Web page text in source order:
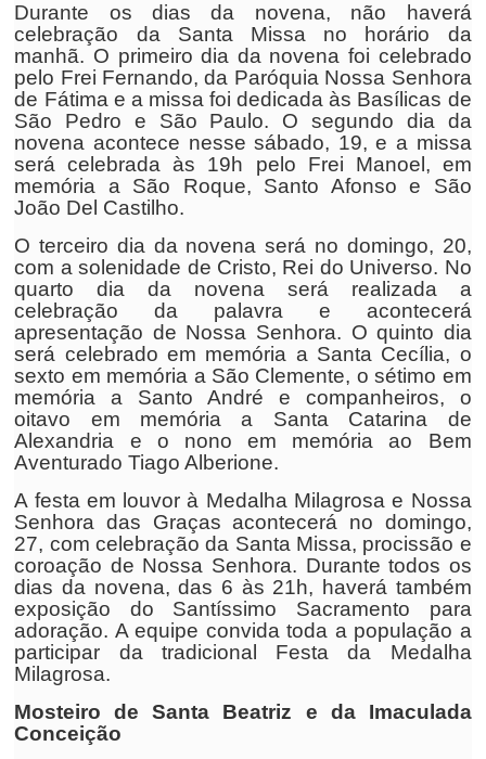
Durante os dias da novena, não haverá
celebração da Santa Missa no horário da
manhã. O primeiro dia da novena foi celebrado
pelo Frei Fernando, da Paróquia Nossa Senhora
de Fátima e a missa foi dedicada às Basílicas de
São Pedro e São Paulo. O segundo dia da
novena acontece nesse sábado, 19, e a missa
será celebrada às 19h pelo Frei Manoel, em
memória a São Roque, Santo Afonso e São
João Del Castilho.
O terceiro dia da novena será no domingo, 20,
com a solenidade de Cristo, Rei do Universo. No
quarto dia da novena será realizada a
celebração da palavra e acontecerá
apresentação de Nossa Senhora. O quinto dia
será celebrado em memória a Santa Cecília, o
sexto em memória a São Clemente, o sétimo em
memória a Santo André e companheiros, o
oitavo em memória a Santa Catarina de
Alexandria e o nono em memória ao Bem
Aventurado Tiago Alberione.
A festa em louvor à Medalha Milagrosa e Nossa
Senhora das Graças acontecerá no domingo,
27, com celebração da Santa Missa, procissão e
coroação de Nossa Senhora. Durante todos os
dias da novena, das 6 às 21h, haverá também
exposição do Santíssimo Sacramento para
adoração. A equipe convida toda a população a
participar da tradicional Festa da Medalha
Milagrosa.
Mosteiro de Santa Beatriz e da Imaculada
Conceição